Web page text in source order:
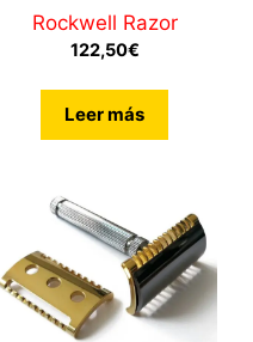
Rockwell Razor
122,50€
Leer más